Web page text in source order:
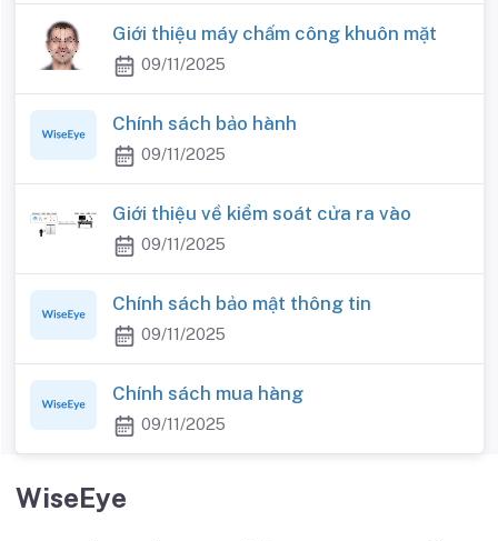
Giới thiệu máy chấm công khuôn mặt
09/11/2025
Chính sách bảo hành
09/11/2025
Giới thiệu về kiểm soát cửa ra vào
09/11/2025
Chính sách bảo mật thông tin
09/11/2025
Chính sách mua hàng
09/11/2025
WiseEye